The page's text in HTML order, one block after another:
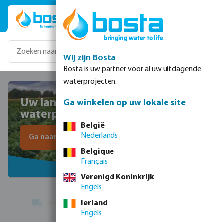
Ga naar de hoofdinhoud
Uw langetermijnpartner in
waterprojecten
Ga naar het aanvraagformulier
20.000 klanten geholpen door 250 werknemers
Wij zijn Bosta
Bosta is uw partner voor al uw uitdagende
waterprojecten.
Ga winkelen op uw lokale site
België
Nederlands
Belgique
Français
Verenigd Koninkrijk
Engels
Ierland
Engels